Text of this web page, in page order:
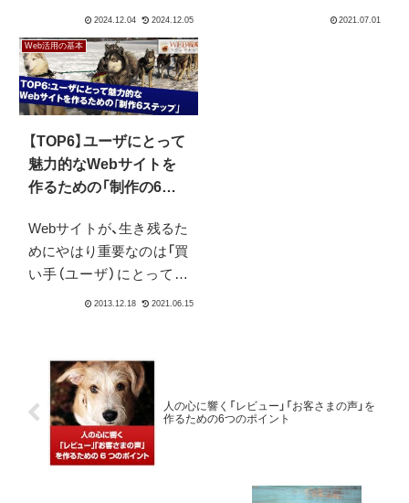
二つは決して似て非なる
物だということに注意が
必要です。
ディ・お客様の声の意義
Web活用の基本
【TOP6】ユーザにとって
魅力的なWebサイトを
作るための「制作の6ス
Webサイトが、生き残るた
めにやはり重要なのは「買
い手（ユーザ）にとって魅
力的かどうか」もはや競争
ブルーオーシャンを作り
出していくしかありませ
ん。しかし、そのブルーオ
ーシャンも、きちんとした
参入...
人の心に響く「レビュー」「お客さまの声」を
作るための6つのポイント